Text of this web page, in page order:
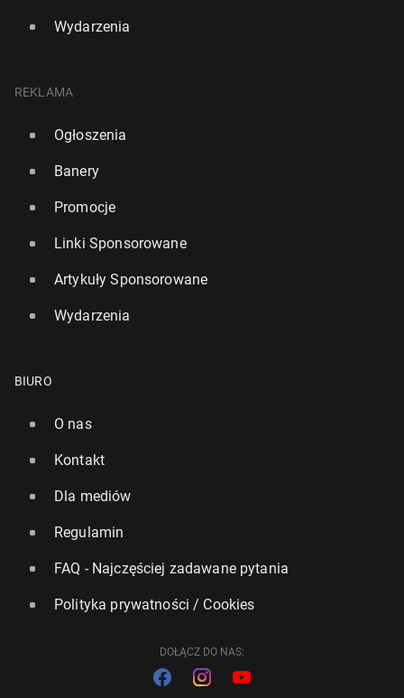
Wydarzenia
REKLAMA
Ogłoszenia
Banery
Promocje
Linki Sponsorowane
Artykuły Sponsorowane
Wydarzenia
BIURO
O nas
Kontakt
Dla mediów
Regulamin
FAQ - Najczęściej zadawane pytania
Polityka prywatności / Cookies
DOŁĄCZ DO NAS: